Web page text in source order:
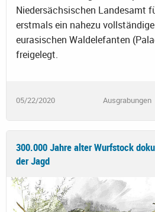
Niedersächsischen Landesamt
erstmals ein nahezu
eurasischen Waldelefanten
freigelegt.
05/22/2020 Ausgrabungen
300.000 Jahre alter Wurfstock
der Jagd